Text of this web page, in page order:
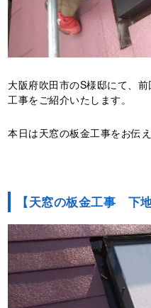
大阪府吹田市のS様邸にて、
工事をご紹介いたします。
本日は天窓の板金工事をお伝
【天窓の板金工事 下地